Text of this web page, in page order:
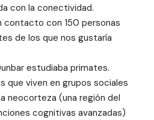
con la conectividad.
contacto con 150 personas
de los que nos gustaría
estudiaba primates.
que viven en grupos sociales
neocorteza (una región del
cognitivas avanzadas)